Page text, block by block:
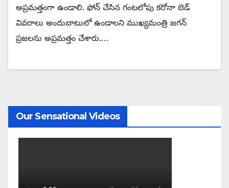
అప్రమత్తంగా ఉండాలి. ఫోన్ చేసిన గంటలోపు కరోనా బెడ్
వివరాలు అందుబాటులో ఉండాలని ముఖ్యమంత్రి జగన్
ప్రజలను అప్రమత్తం చేశారు.…
Our Sensational Videos